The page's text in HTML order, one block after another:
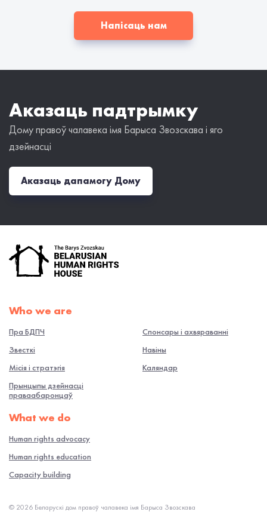
Напісаць нам
Аказаць падтрымку
Дому правоў чалавека імя Барыса Звозскава і яго
дзейнасці
Аказаць дапамогу Дому
Who we are
Пра БДПЧ
Звесткі
Місія і стратэгія
Прынцыпы дзейнасці
праваабаронцаў
Спонсары і ахвяраванні
Навiны
Каляндар
What we do
Human rights advocacy
Human rights education
Capacity building
© 2026 Беларускі дом правоў чалавека імя Барыса Звозскава